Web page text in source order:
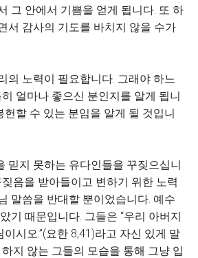
그 안에서 기쁨을 얻게 됩니다. 또 하
서 감사의 기도를 바치지 않을 수가
의 노력이 필요합니다. 그래야 하느
얼마나 좋으신 분인지를 알게 됩니
헌할 수 있는 분임을 알게 될 것입니
믿지 못하는 유다인들을 꾸짖으십니
음을 받아들이고 변하기 위한 노력
말씀을 반대할 뿐이었습니다. 예수
기 때문입니다. 그들은 “우리 아버지
시오.”(요한 8,41)라고 자신 있게 말
지 않는 그들의 모습을 통해 그냥 입